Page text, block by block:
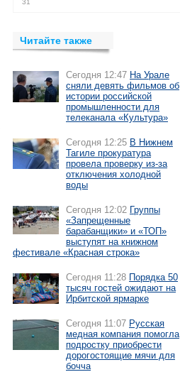
31
Читайте также
Сегодня 12:47 На Урале
сняли девять фильмов об
истории российской
промышленности для
телеканала «Культура»
Сегодня 12:25 В Нижнем
Тагиле прокуратура
провела проверку из-за
отключения холодной
воды
Сегодня 12:02 Группы
«Запрещенные
барабанщики» и «ТОП»
выступят на книжном
фестивале «Красная строка»
Сегодня 11:28 Порядка 50
тысяч гостей ожидают на
Ирбитской ярмарке
Сегодня 11:07 Русская
медная компания помогла
подростку приобрести
дорогостоящие мячи для
бочча